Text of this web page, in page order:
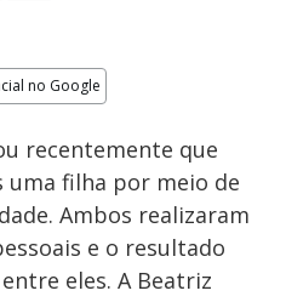
no Google
recentemente que
uma filha por meio de
Ambos realizaram
e o resultado
eles. A Beatriz